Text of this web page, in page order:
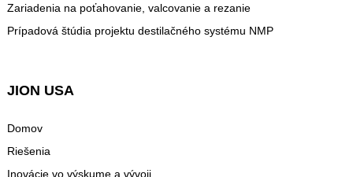
Zariadenia na poťahovanie, valcovanie a rezanie
Prípadová štúdia projektu destilačného systému NMP
JION USA
Domov
Riešenia
Inovácie vo výskume a vývoji